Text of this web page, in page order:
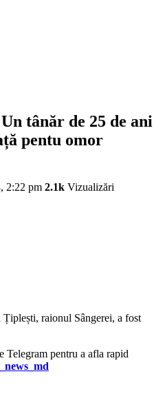
tânăr de 25 de ani
pentu omor
2:22 pm 2.1k Vizualizări
raionul Sângerei, a fost
Telegram pentru a afla rapid